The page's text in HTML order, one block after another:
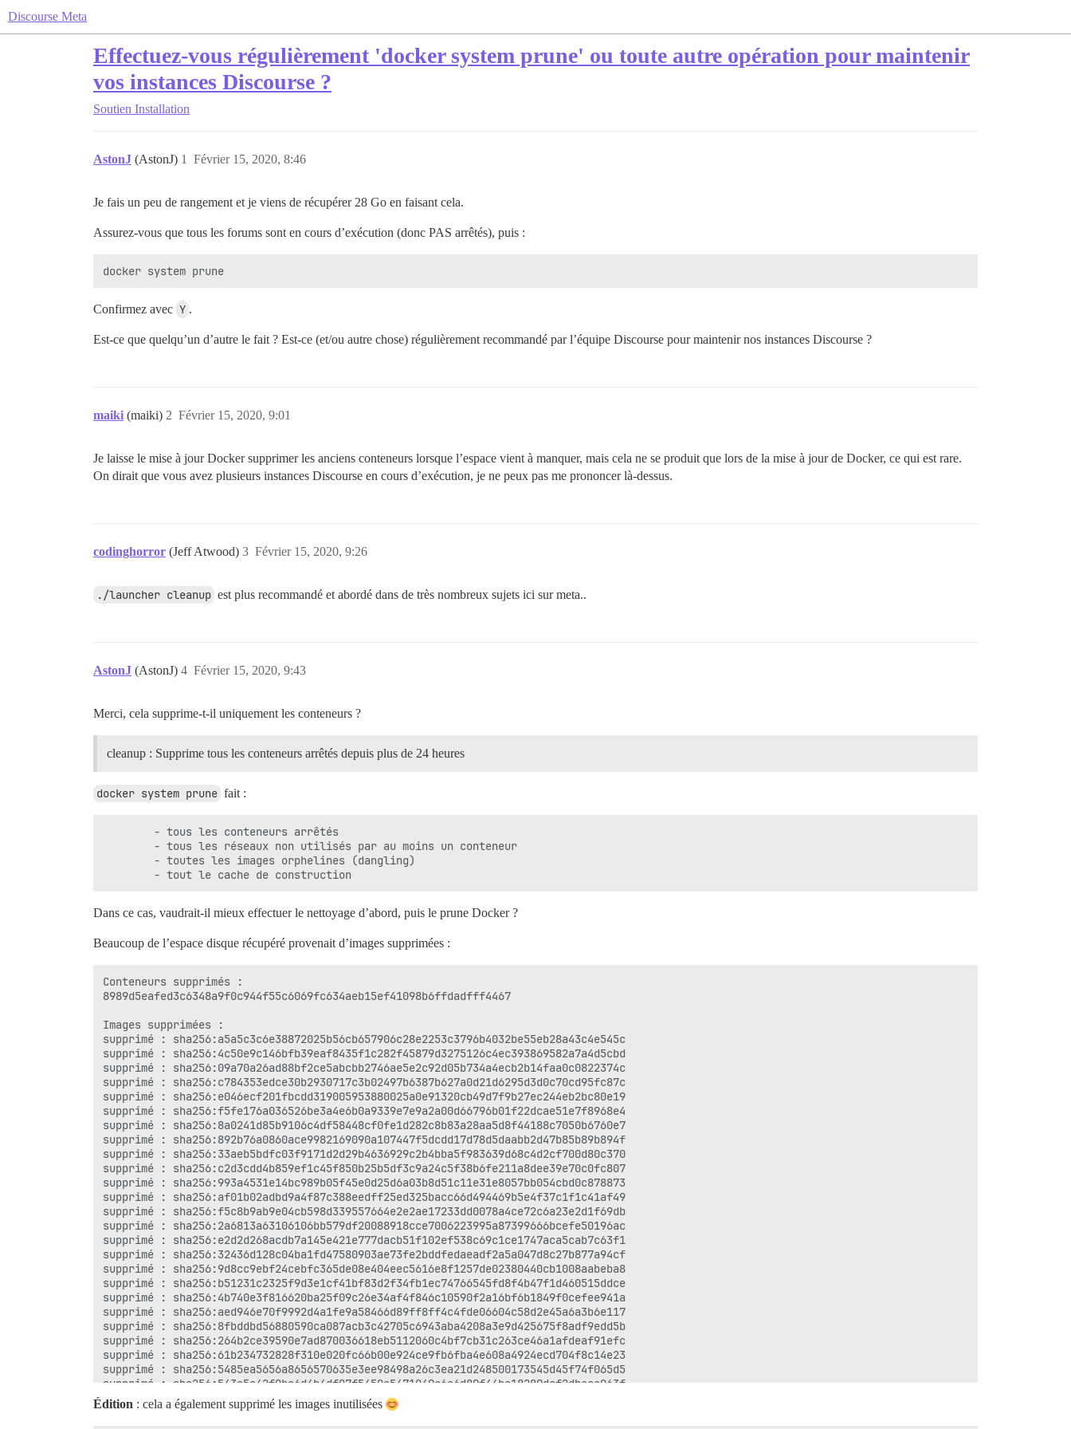
Discourse Meta
Effectuez-vous régulièrement 'docker system prune' ou toute autre opération pour maintenir
vos instances Discourse ?
Soutien Installation
AstonJ (AstonJ) Février 15, 2020, 8:46
1
Je fais un peu de rangement et je viens de récupérer 28 Go en faisant cela.
Assurez-vous que tous les forums sont en cours d’exécution (donc PAS arrêtés), puis :
Confirmez avec Y .
Est-ce que quelqu’un d’autre le fait ? Est-ce (et/ou autre chose) régulièrement recommandé par l’équipe Discourse pour maintenir nos instances Discourse ?
maiki (maiki) Février 15, 2020, 9:01
2
Je laisse le mise à jour Docker supprimer les anciens conteneurs lorsque l’espace vient à manquer, mais cela ne se produit que lors de la mise à jour de Docker, ce qui est rare.
On dirait que vous avez plusieurs instances Discourse en cours d’exécution, je ne peux pas me prononcer là-dessus.
codinghorror (Jeff Atwood) Février 15, 2020, 9:26
3
./launcher cleanup est plus recommandé et abordé dans de très nombreux sujets ici sur meta..
AstonJ (AstonJ) Février 15, 2020, 9:43
4
Merci, cela supprime-t-il uniquement les conteneurs ?
cleanup : Supprime tous les conteneurs arrêtés depuis plus de 24 heures
docker system prune fait :
        - tous les conteneurs arrêtés
        - tous les réseaux non utilisés par au moins un conteneur
        - toutes les images orphelines (dangling)
Dans ce cas, vaudrait-il mieux effectuer le nettoyage d’abord, puis le prune Docker ?
Beaucoup de l’espace disque récupéré provenait d’images supprimées :
Conteneurs supprimés :
8989d5eafed3c6348a9f0c944f55c6069fc634aeb15ef41098b6ffdadfff4467
Images supprimées :
supprimé : sha256:a5a5c3c6e38872025b56cb657906c28e2253c3796b4032be55eb28a43c4e545c
supprimé : sha256:4c50e9c146bfb39eaf8435f1c282f45879d3275126c4ec393869582a7a4d5cbd
supprimé : sha256:09a70a26ad88bf2ce5abcbb2746ae5e2c92d05b734a4ecb2b14faa0c0822374c
supprimé : sha256:c784353edce30b2930717c3b02497b6387b627a0d21d6295d3d0c70cd95fc87c
supprimé : sha256:e046ecf201fbcdd319005953880025a0e91320cb49d7f9b27ec244eb2bc80e19
supprimé : sha256:f5fe176a036526be3a4e6b0a9339e7e9a2a00d66796b01f22dcae51e7f8968e4
supprimé : sha256:8a0241d85b9106c4df58448cf0fe1d282c8b83a28aa5d8f44188c7050b6760e7
supprimé : sha256:892b76a0860ace9982169090a107447f5dcdd17d78d5daabb2d47b85b89b894f
supprimé : sha256:33aeb5bdfc03f9171d2d29b4636929c2b4bba5f983639d68c4d2cf700d80c370
supprimé : sha256:c2d3cdd4b859ef1c45f850b25b5df3c9a24c5f38b6fe211a8dee39e70c0fc807
supprimé : sha256:993a4531e14bc989b05f45e0d25d6a03b8d51c11e31e8057bb054cbd0c878873
supprimé : sha256:af01b02adbd9a4f87c388eedff25ed325bacc66d494469b5e4f37c1f1c41af49
supprimé : sha256:f5c8b9ab9e04cb598d339557664e2e2ae17233dd0078a4ce72c6a23e2d1f69db
supprimé : sha256:2a6813a63106106bb579df20088918cce7006223995a87399666bcefe50196ac
supprimé : sha256:e2d2d268acdb7a145e421e777dacb51f102ef538c69c1ce1747aca5cab7c63f1
supprimé : sha256:32436d128c04ba1fd47580903ae73fe2bddfedaeadf2a5a047d8c27b877a94cf
supprimé : sha256:9d8cc9ebf24cebfc365de08e404eec5616e8f1257de02380440cb1008aabeba8
supprimé : sha256:b51231c2325f9d3e1cf41bf83d2f34fb1ec74766545fd8f4b47f1d460515ddce
supprimé : sha256:4b740e3f816620ba25f09c26e34af4f846c10590f2a16bf6b1849f0cefee941a
supprimé : sha256:aed946e70f9992d4a1fe9a58466d89ff8ff4c4fde06604c58d2e45a6a3b6e117
supprimé : sha256:8fbddbd56880590ca087acb3c42705c6943aba4208a3e9d425675f8adf9edd5b
supprimé : sha256:264b2ce39590e7ad870036618eb5112060c4bf7cb31c263ce46a1afdeaf91efc
supprimé : sha256:61b234732828f310e020fc66b00e924ce9fb6fba4e608a4924ecd704f8c14e23
supprimé : sha256:5485ea5656a8656570635e3ee98498a26c3ea21d248500173545d45f74f065d5
supprimé : sha256:543a5a42f0ba6d4b4df07f5450a5471049e6a6d89f44be18289dcf2dbece063f
supprimé : sha256:d8f6e8c526e4e4714394a0f5a36f9a9a08d0b848783072f6c0d7a753e45093bd
supprimé : sha256:7dad94c5f48fdde5274185375df590c973b448e04535acdffa393d35fa99691b
Édition : cela a également supprimé les images inutilisées